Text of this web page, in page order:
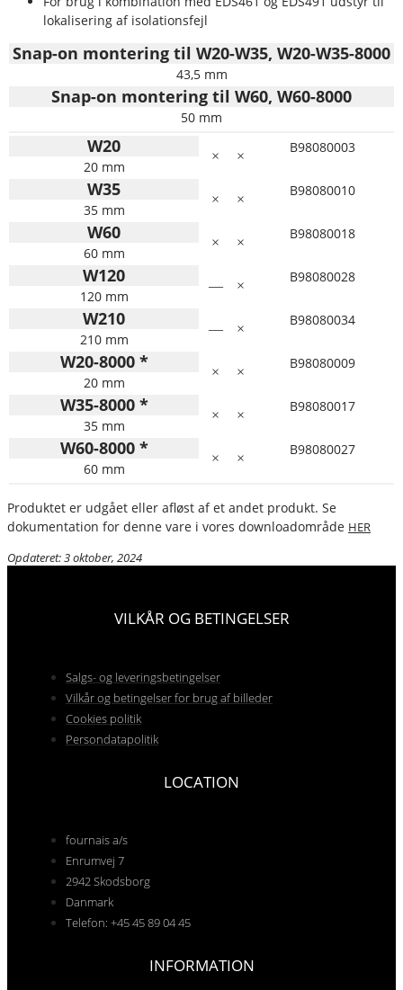
lokalisering af isolationsfejl
Snap-on montering til W20-W35, W20-W35-8000
43,5 mm
Snap-on montering til W60, W60-8000
50 mm
W20
20 mm
× ×
B98080003
W35
35 mm
× ×
B98080010
W60
60 mm
× ×
B98080018
W120
120 mm
— ×
B98080028
W210
210 mm
— ×
B98080034
W20-8000 *
20 mm
× ×
B98080009
W35-8000 *
35 mm
× ×
B98080017
W60-8000 *
60 mm
× ×
B98080027
Produktet er udgået eller afløst af et andet produkt. Se
dokumentation for denne vare i vores downloadområde HER
Opdateret: 3 oktober, 2024
VILKÅR OG BETINGELSER
Salgs- og leveringsbetingelser
Vilkår og betingelser for brug af billeder
Cookies politik
Persondatapolitik
LOCATION
fournais a/s
Enrumvej 7
2942 Skodsborg
Danmark
Telefon: +45 45 89 04 45
INFORMATION